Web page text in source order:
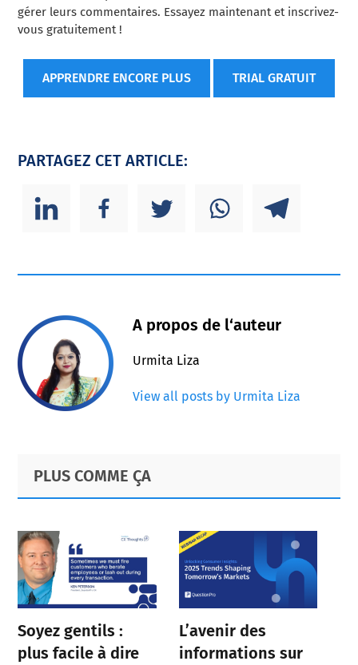
gérer leurs commentaires. Essayez maintenant et inscrivez-
vous gratuitement !
APPRENDRE ENCORE PLUS TRIAL GRATUIT
PARTAGEZ CET ARTICLE:
A propos de l‘auteur
Urmita Liza
View all posts by Urmita Liza
Primary
Sidebar
Footer
PLUS COMME ÇA
Soyez gentils :
plus facile à dire
L’avenir des
informations sur